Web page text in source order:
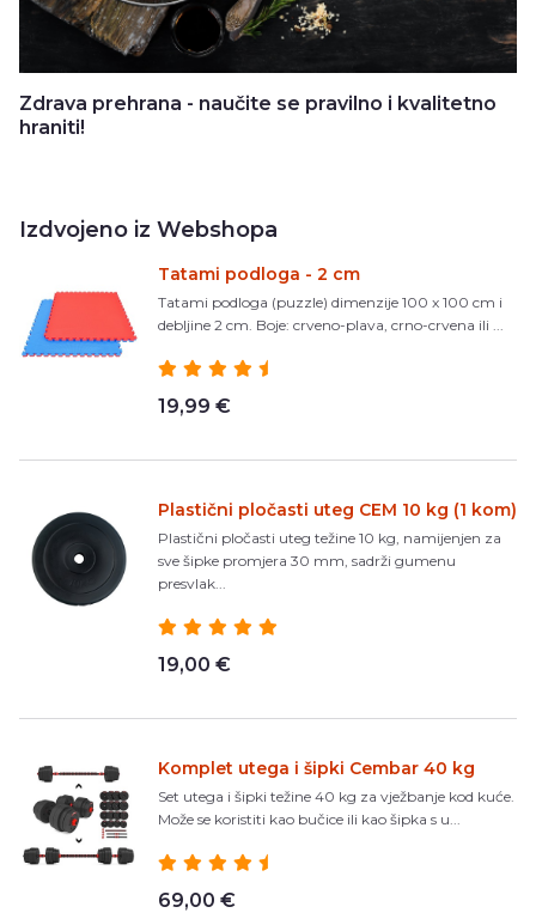
Zdrava prehrana - naučite se pravilno i kvalitetno
hraniti!
Izdvojeno iz Webshopa
Tatami podloga - 2 cm
Tatami podloga (puzzle) dimenzije 100 x 100 cm i
debljine 2 cm. Boje: crveno-plava, crno-crvena ili ...
19,99 €
Plastični pločasti uteg CEM 10 kg (1 kom)
Plastični pločasti uteg težine 10 kg, namijenjen za
sve šipke promjera 30 mm, sadrži gumenu
presvlak...
19,00 €
Komplet utega i šipki Cembar 40 kg
Set utega i šipki težine 40 kg za vježbanje kod kuće.
Može se koristiti kao bučice ili kao šipka s u...
69,00 €